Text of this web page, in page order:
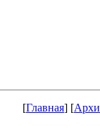
[Главная] [